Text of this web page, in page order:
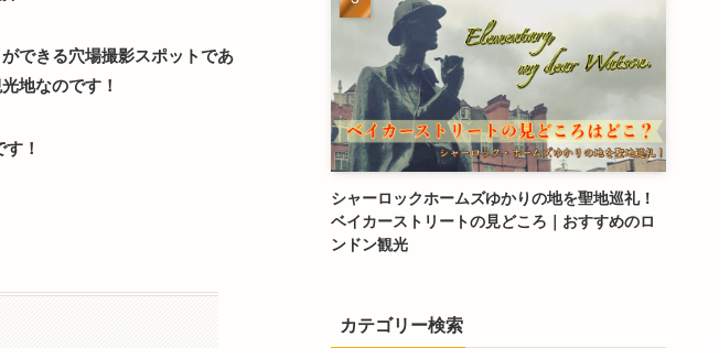
できる穴場撮影スポットであ
地なのです！
！
シャーロックホームズゆかりの地を聖地巡礼！
ベイカーストリートの見どころ｜おすすめのロ
ンドン観光
カテゴリー検索